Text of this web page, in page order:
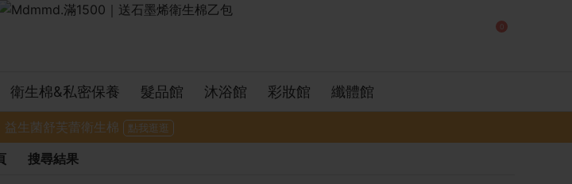
0
衛生棉&私密保養 髮品館 沐浴館 彩妝館 纖體館
益生菌舒芙蕾衛生棉 點我逛逛
搜尋結果